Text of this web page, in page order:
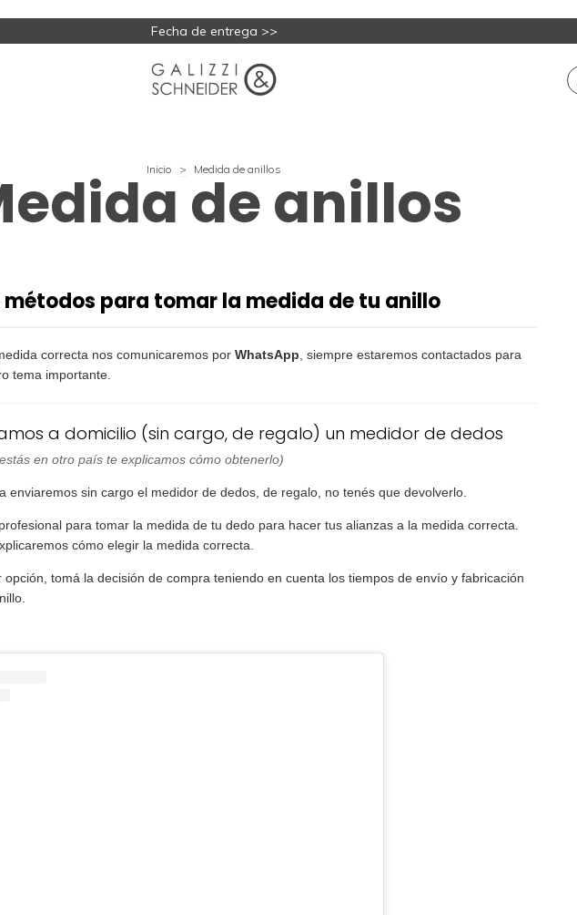
Fecha de entrega >>
Inicio > Medida de anillos
de anillos
para tomar la medida de tu anillo
correcta nos comunicaremos por WhatsApp, siempre estaremos contactados para
tema importante.
a domicilio (sin cargo, de regalo) un medidor de dedos
en otro país te explicamos cómo obtenerlo)
enviaremos sin cargo el medidor de dedos, de regalo, no tenés que devolverlo.
para tomar la medida de tu dedo para hacer tus alianzas a la medida correcta.
cómo elegir la medida correcta.
opción, tomá la decisión de compra teniendo en cuenta los tiempos de envío y fabricación